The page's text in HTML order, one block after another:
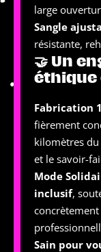
large
Sangle
résistante,
🤝 Un
éthique
Fabrication
fièrement
kilomètres
et le savoir-
Mode
inclusif,
Sain pour